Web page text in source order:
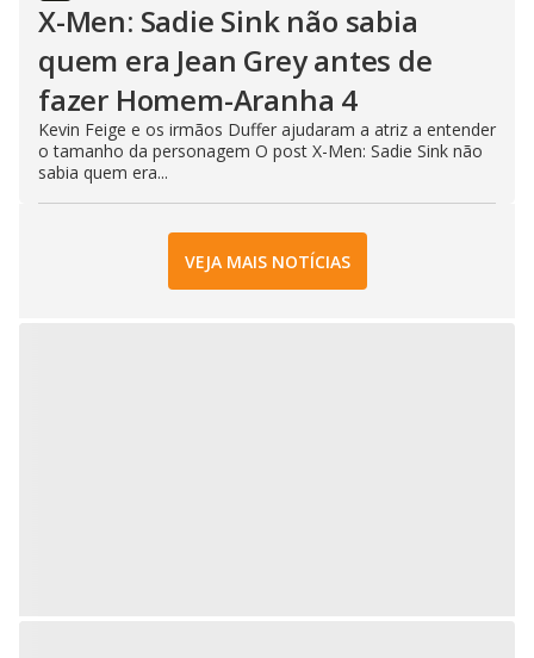
X-Men: Sadie Sink não sabia
quem era Jean Grey antes de
fazer Homem-Aranha 4
Kevin Feige e os irmãos Duffer ajudaram a atriz a entender
o tamanho da personagem O post X-Men: Sadie Sink não
sabia quem era...
VEJA MAIS NOTÍCIAS